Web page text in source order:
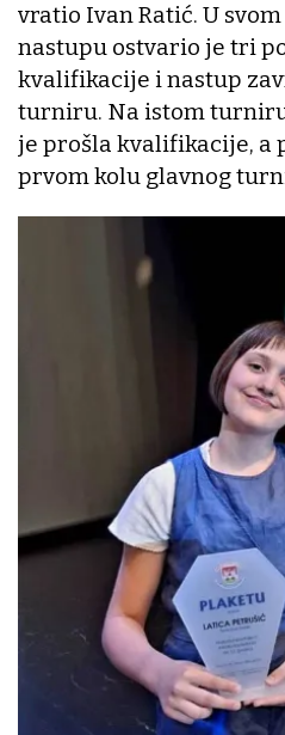
vratio Ivan Ratić. U
nastupu ostvario je tri
kvalifikacije i nastup
turniru. Na istom
je prošla kvalifikacije, a
prvom kolu glavnog